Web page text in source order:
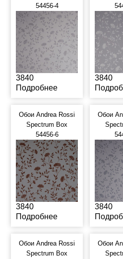
54456-4
3840
Подробнее
3840
Обои Andrea Rossi
Spectrum Box
54456-6
3840
Подробнее
Обои
3840
Обои Andrea Rossi
Spectrum Box
Обои